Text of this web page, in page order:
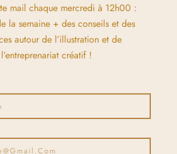
mail chaque mercredi à 12h00 :
la semaine + des conseils et des
autour de l’illustration et de
l’entreprenariat créatif !